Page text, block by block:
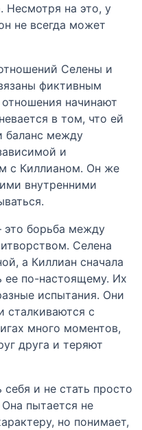
Несмотря на это, у
не всегда может
Селены и
фиктивным
начинают
в том, что ей
баланс между
и
с Киллианом. Он же
внутренними
борьба между
Селена
а Киллиан сначала
ее по-настоящему. Их
испытания. Они
сталкиваются с
много моментов,
друга и теряют
и не стать просто
пытается не
но понимает,